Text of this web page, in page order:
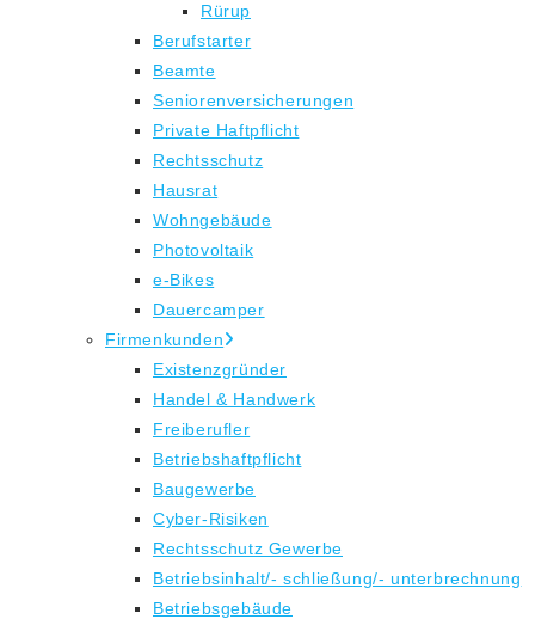
Rürup
Berufstarter
Beamte
Seniorenversicherungen
Private Haftpflicht
Rechtsschutz
Hausrat
Wohngebäude
Photovoltaik
e-Bikes
Dauercamper
Firmenkunden
Existenzgründer
Handel & Handwerk
Freiberufler
Betriebshaftpflicht
Baugewerbe
Cyber-Risiken
Rechtsschutz Gewerbe
Betriebsinhalt/- schließung/- unterbrechnung
Betriebsgebäude